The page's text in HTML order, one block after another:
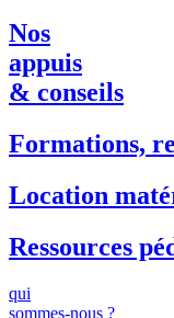
Nos
appuis
& conseils
Formations,
Location
Ressources
qui
sommes-nous ?